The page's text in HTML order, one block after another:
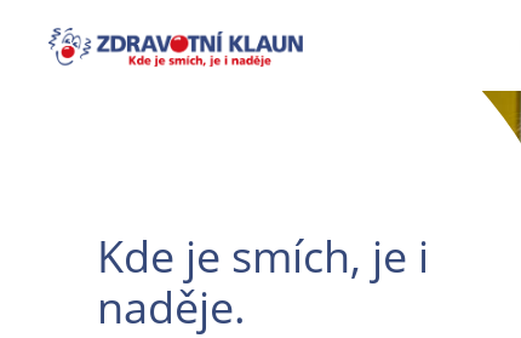
Kde je smích, je i
naděje.